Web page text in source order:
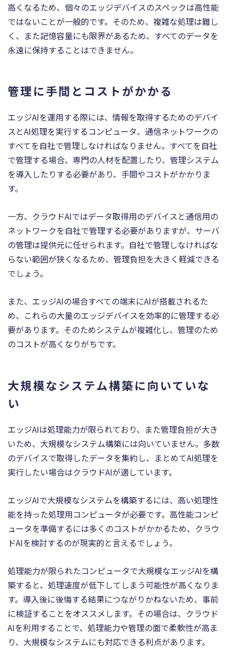
高くなるため、個々のエッジデバイスのスペックは高性能
ではないことが一般的です。そのため、複雑な処理は難し
く、また記憶容量にも限界があるため、すべてのデータを
永遠に保持することはできません。
管理に手間とコストがかかる
エッジAIを運用する際には、情報を取得するためのデバイ
スとAI処理を実行するコンピュータ、通信ネットワークの
すべてを自社で管理しなければなりません。すべてを自社
で管理する場合、専門の人材を配置したり、管理システム
を導入したりする必要があり、手間やコストがかかりま
す。
一方、クラウドAIではデータ取得用のデバイスと通信用の
ネットワークを自社で管理する必要がありますが、サーバ
の管理は提供元に任せられます。自社で管理しなければな
らない範囲が狭くなるため、管理負担を大きく軽減できる
でしょう。
また、エッジAIの場合すべての端末にAIが搭載されるた
め、これらの大量のエッジデバイスを効率的に管理する必
要があります。そのためシステムが複雑化し、管理のため
のコストが高くなりがちです。
大規模なシステム構築に向いていな
い
エッジAIは処理能力が限られており、また管理負担が大き
いため、大規模なシステム構築には向いていません。多数
のデバイスで取得したデータを集約し、まとめてAI処理を
実行したい場合はクラウドAIが適しています。
エッジAIで大規模なシステムを構築するには、高い処理性
能を持った処理用コンピュータが必要です。高性能コンピ
ュータを準備するには多くのコストがかかるため、クラウ
ドAIを検討するのが現実的と言えるでしょう。
処理能力が限られたコンピュータで大規模なエッジAIを構
築すると、処理速度が低下してしまう可能性が高くなりま
す。導入後に後悔する結果につながりかねないため、事前
に検証することをオススメします。その場合は、クラウド
AIを利用することで、処理能力や管理の面で柔軟性が高ま
り、大規模なシステムにも対応できる利点があります。